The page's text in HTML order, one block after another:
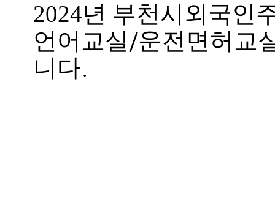
2024년 부천시외국인
언어교실/운전면허교
니다.